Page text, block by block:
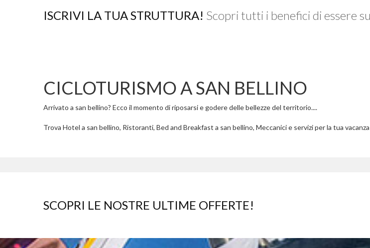
ISCRIVI LA TUA STRUTTURA! Scopri tutti i benefici di essere
CICLOTURISMO A SAN BELLINO
Arrivato a san bellino? Ecco il momento di riposarsi e godere delle bellezze del territorio....
Trova Hotel a san bellino, Ristoranti, Bed and Breakfast a san bellino, Meccanici e servizi per la tua
SCOPRI LE NOSTRE ULTIME OFFERTE!